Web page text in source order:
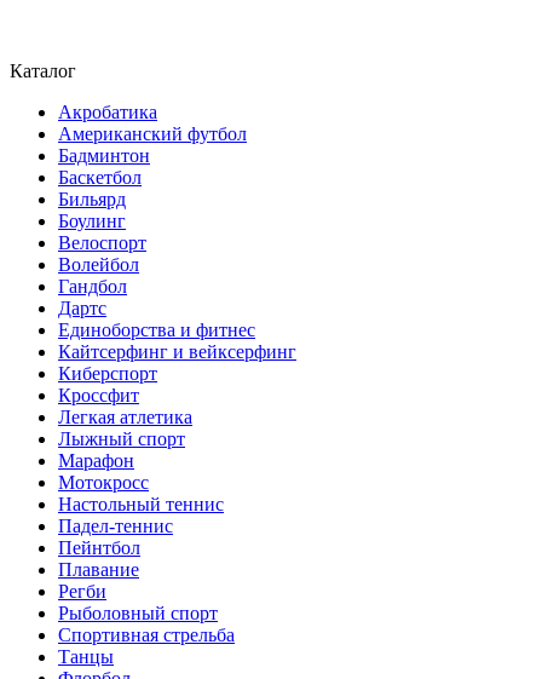
Каталог
Акробатика
Американский футбол
Бадминтон
Баскетбол
Бильярд
Боулинг
Велоспорт
Волейбол
Гандбол
Дартс
Единоборства и фитнес
Кайтсерфинг и вейксерфинг
Киберспорт
Кроссфит
Легкая атлетика
Лыжный спорт
Марафон
Мотокросс
Настольный теннис
Падел-теннис
Пейнтбол
Плавание
Регби
Рыболовный спорт
Спортивная стрельба
Танцы